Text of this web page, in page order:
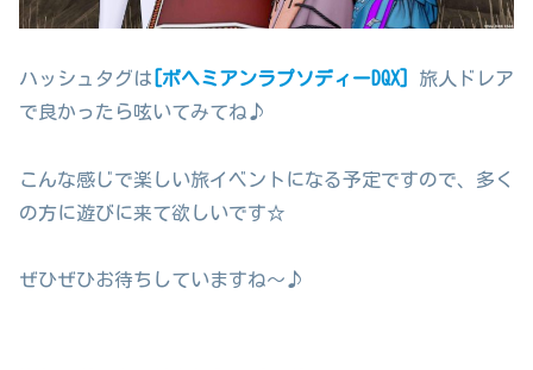
ハッシュタグは [ボヘミアンラプソディーDQX]
旅人ドレア
で良かったら呟いてみてね♪
こんな感じで楽しい旅イベントになる予定ですので、多く
の方に遊びに来て欲しいです☆
ぜひぜひお待ちしていますね～♪